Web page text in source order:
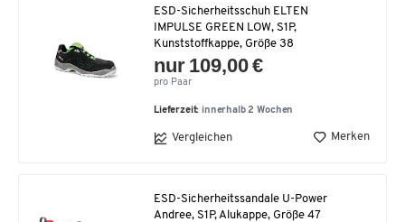
ESD-Sicherheitsschuh ELTEN
IMPULSE GREEN LOW, S1P,
Kunststoffkappe, Größe 38
nur 109,00 €
pro Paar
Lieferzeit: innerhalb 2 Wochen
Vergleichen Merken
ESD-Sicherheitssandale U-Power
Andree, S1P, Alukappe, Größe 47